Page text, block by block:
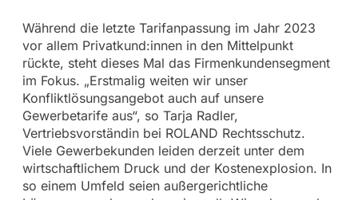
Während die letzte Tarifanpassung im Jahr 2023
vor allem Privatkund:innen in den Mittelpunkt
rückte, steht dieses Mal das Firmenkundensegment
im Fokus. „Erstmalig weiten wir unser
Konfliktlösungsangebot auch auf unsere
Gewerbetarife aus“, so Tarja Radler,
Vertriebsvorständin bei ROLAND Rechtsschutz.
Viele Gewerbekunden leiden derzeit unter dem
wirtschaftlichem Druck und der Kostenexplosion. In
so einem Umfeld seien außergerichtliche